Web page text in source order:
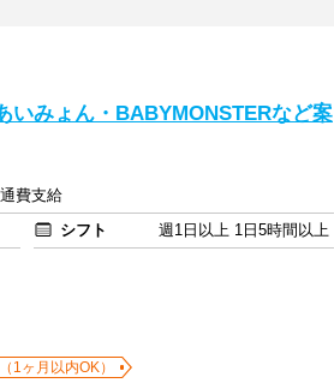
いみょん・BABYMONSTERなど案
費支給
シフト
週1日以上 1日5時間以上
1ヶ月以内OK）